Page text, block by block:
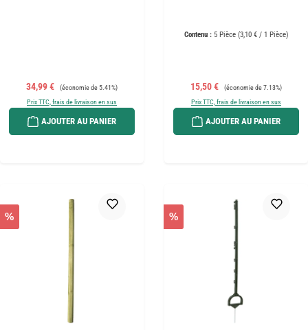
Prix de vente :
34,99 € Prix régulier :
(économie de 5.41%)
Prix TTC, frais de livraison en sus
AJOUTER AU PANIER
Contenu : 5 Pièce (3,10 € / 1 Pièce)
Prix de vente :
15,50 € Prix régulier :
(économie de 7.13%)
Prix TTC, frais de livraison en sus
AJOUTER AU PANIER
% %